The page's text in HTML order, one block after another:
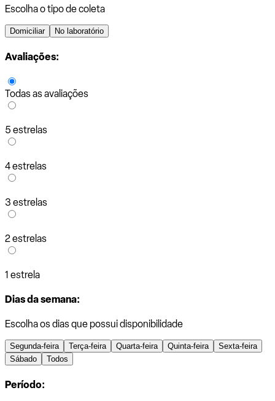
Escolha o tipo de coleta
Domiciliar No laboratório
Avaliações:
Todas as avaliações
5 estrelas
4 estrelas
3 estrelas
2 estrelas
1 estrela
Dias da semana:
Escolha os dias que possui disponibilidade
Segunda-feira Terça-feira Quarta-feira Quinta-feira
Sexta-feira
Sábado
Todos
Período: